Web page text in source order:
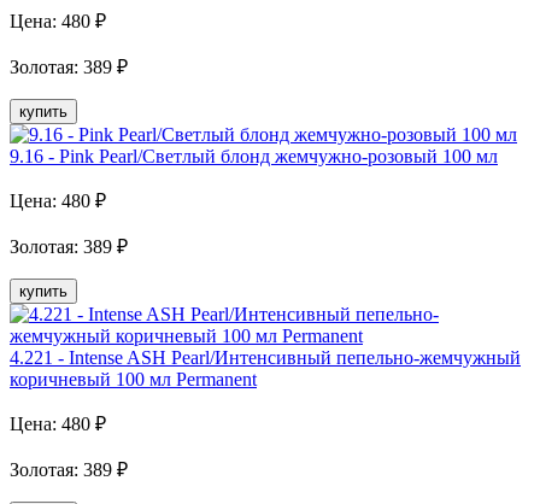
Цена: 480 ₽
Золотая: 389 ₽
купить
9.16 - Pink Pearl/Светлый блонд жемчужно-розовый 100 мл
Цена: 480 ₽
Золотая: 389 ₽
купить
4.221 - Intense ASH Pearl/Интенсивный пепельно-жемчужный
коричневый 100 мл Permanent
Цена: 480 ₽
Золотая: 389 ₽